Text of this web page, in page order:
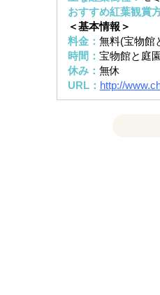
おすすめ紅葉観賞
＜基本情報＞
料金： 無料(宝物館
時間： 宝物館と庭
休み： 無休
URL： http://